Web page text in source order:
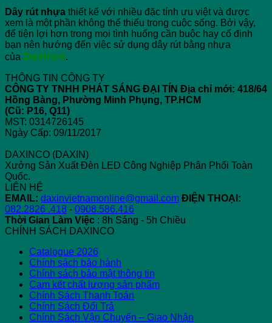
Dây rút nhựa thiết kế với nhiều đặc tính ưu việt và được
xem là một phần không thể thiếu trong cuộc sống. Bởi vậy,
để tiện lợi hơn trong mọi tình huống cần buộc hay cố định
bạn nên hướng đến việc sử dụng dây rút bằng nhựa
của Daxinco.
THÔNG TIN CÔNG TY
CÔNG TY TNHH PHÁT SÁNG ĐẠI TÍN Địa chỉ mới: 418/64
Hồng Bàng, Phường Minh Phụng, TP.HCM
(Cũ: P16, Q11)
MST: 0314726145
Ngày Cấp: 09/11/2017
DAXINCO (DAXIN)
Xưởng Sản Xuất Đèn LED Công Nghiệp Phân Phối Toàn
Quốc.
LIÊN HỆ
EMAIL: daxinvietnamonline@gmail.com ĐIỆN THOẠI:
082.2826 .418 - 0908.586.416
Thời Gian Làm Việc : 8h Sáng - 5h Chiều
CHÍNH SÁCH DAXINCO
Catalogue 2026
Chính sách bảo hành
Chính sách bảo mật thông tin
Cam kết chất lượng sản phẩm
Chính Sách Thanh Toán
Chính Sách Đổi Trả
Chính Sách Vận Chuyển – Giao Nhận